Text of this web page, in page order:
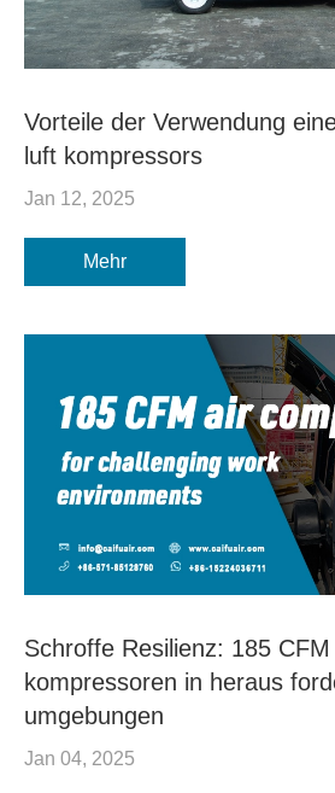
Vorteile der Verwendung
luft kompressors
Jan 12, 2025
Mehr
Schroffe Resilienz: 185
kompressoren in heraus
umgebungen
Jan 04, 2025